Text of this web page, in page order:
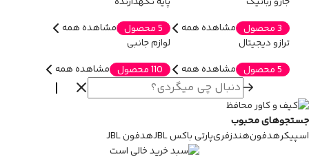
3 محصول
مشاهده همه
5 محصول
مشاهده همه
ترازو دیجیتال
5 محصول
مشاهده همه
لوازم جانبی
110 محصول
مشاهده همه
جستجوهای محبوب
اسپیکرهدفونهندزفریپارتی باکس JBL هدفون JBL